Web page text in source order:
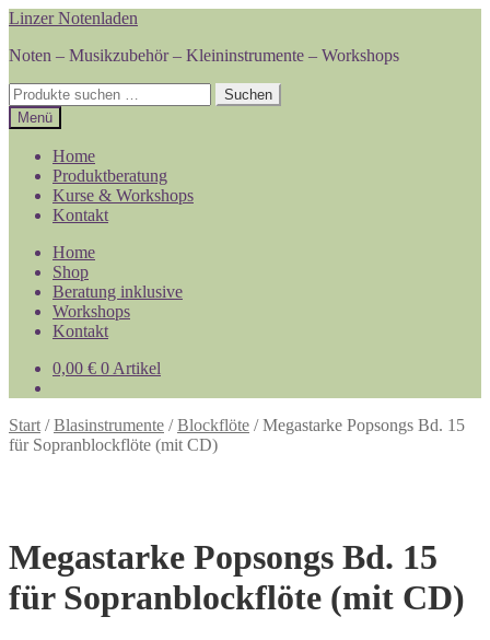
Zur
springen
Zum
springen
Linzer Notenladen
Noten – Musikzubehör – Kleininstrumente – Workshops
Suchen
nach:
Suchen
Menü
Home
Produktberatung
Kurse & Workshops
Kontakt
Home
Shop
Beratung inklusive
Workshops
Kontakt
0,00 € 0 Artikel
Start /Blasinstrumente /Blockflöte /Megastarke Popsongs Bd. 15
für Sopranblockflöte (mit CD)
Megastarke Popsongs Bd. 15
für Sopranblockflöte (mit CD)